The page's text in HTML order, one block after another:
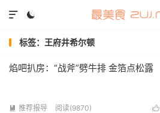


标签：王府井希尔顿
焰吧扒房：“战斧”劈牛排 金箔点松露

 推荐报导 阅读(9870)